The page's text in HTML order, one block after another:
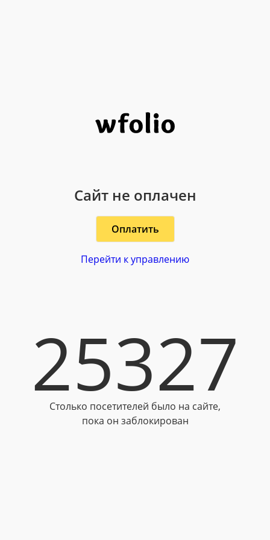
Сайт не оплачен
Оплатить
Перейти к управлению
25327
Столько посетителей было на сайте,
пока он заблокирован